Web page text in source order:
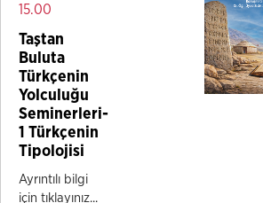
15.00
Taştan
Buluta
Türkçenin
Yolculuğu
Seminerleri-
1 Türkçenin
Tipolojisi
Ayrıntılı bilgi
için tıklayınız...